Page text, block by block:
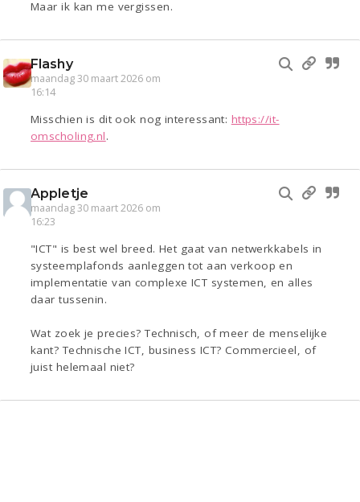
Maar ik kan me vergissen.
Flashy
maandag 30 maart 2026 om
16:14
Misschien is dit ook nog interessant: https://it-
omscholing.nl.
Appletje
maandag 30 maart 2026 om
16:23
"ICT" is best wel breed. Het gaat van netwerkkabels in
systeemplafonds aanleggen tot aan verkoop en
implementatie van complexe ICT systemen, en alles
daar tussenin.
Wat zoek je precies? Technisch, of meer de menselijke
kant? Technische ICT, business ICT? Commercieel, of
juist helemaal niet?